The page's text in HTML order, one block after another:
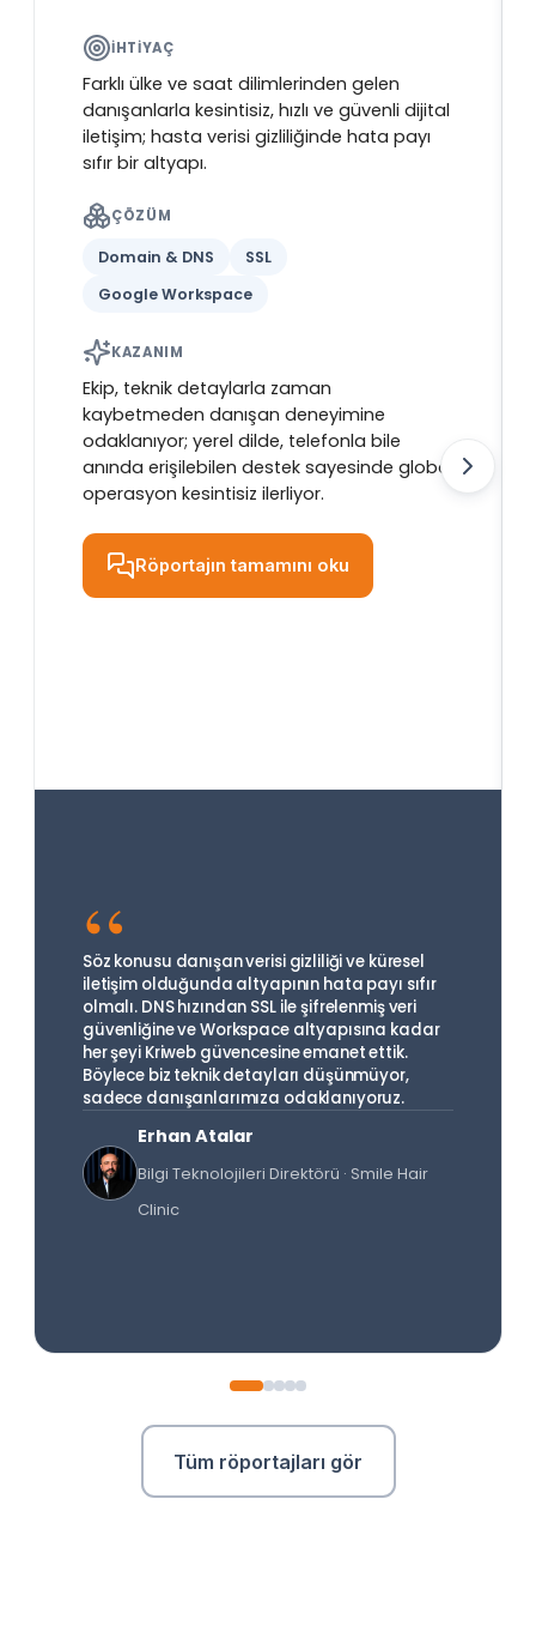
İHTIYAÇ
Farklı ülke ve saat dilimlerinden gelen
danışanlarla kesintisiz, hızlı ve güvenli dijital
iletişim; hasta verisi gizliliğinde hata payı
sıfır bir altyapı.
ÇÖZÜM
Domain & DNS
SSL
Google Workspace
KAZANIM
Ekip, teknik detaylarla zaman
kaybetmeden danışan deneyimine
odaklanıyor; yerel dilde, telefonla bile
anında erişilebilen destek sayesinde global
operasyon kesintisiz ilerliyor.
Röportajın tamamını oku
“
Söz konusu danışan verisi gizliliği ve küresel
iletişim olduğunda altyapının hata payı sıfır
olmalı. DNS hızından SSL ile şifrelenmiş veri
güvenliğine ve Workspace altyapısına kadar
her şeyi Kriweb güvencesine emanet ettik.
Böylece biz teknik detayları düşünmüyor,
sadece danışanlarımıza odaklanıyoruz.
Erhan Atalar
Bilgi Teknolojileri Direktörü · Smile Hair
Clinic
Tüm röportajları gör